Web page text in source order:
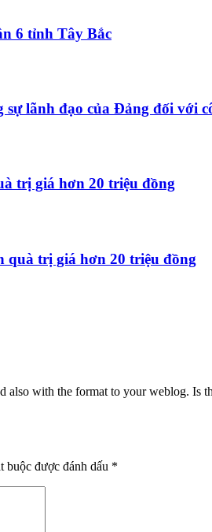
6 tỉnh Tây Bắc
lãnh đạo của Đảng đối với
trị giá hơn 20 triệu đồng
quà trị giá hơn 20 triệu đồng
with the format to your weblog.
buộc được đánh dấu *